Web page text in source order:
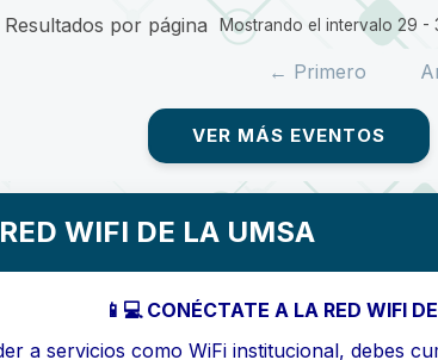
por página Mostrando el intervalo 29 -
← Primero
VER MÁS EVENTOS
WIFI DE LA UMSA
📱💻 CONÉCTATE A LA RED WIFI
a servicios como WiFi institucional, debes